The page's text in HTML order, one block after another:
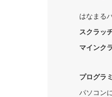
はなまる
スクラッ
マインク
プログラ
パソコン